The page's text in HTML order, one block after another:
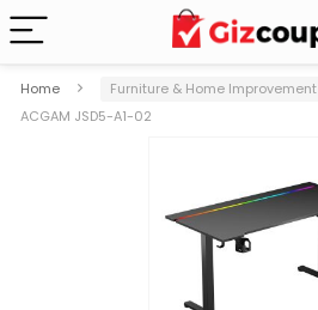
Home Furniture & Home Improvement
ACGAM JSD5-A1-02